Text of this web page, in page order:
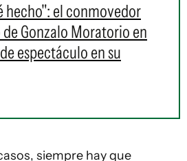
hecho": el conmovedor
Gonzalo Moratorio en
espectáculo en su
siempre hay que